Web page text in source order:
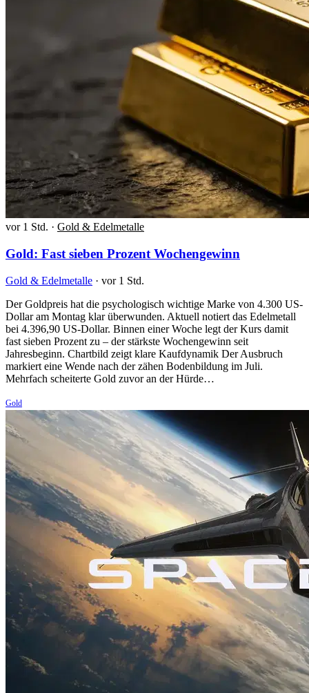
vor 1 Std. · Gold & Edelmetalle
Gold: Fast sieben Prozent Wochengewinn
Gold & Edelmetalle · vor 1 Std.
Der Goldpreis hat die psychologisch wichtige Marke von 4.300 US-
Dollar am Montag klar überwunden. Aktuell notiert das Edelmetall
bei 4.396,90 US-Dollar. Binnen einer Woche legt der Kurs damit
fast sieben Prozent zu – der stärkste Wochengewinn seit
Jahresbeginn. Chartbild zeigt klare Kaufdynamik Der Ausbruch
markiert eine Wende nach der zähen Bodenbildung im Juli.
Mehrfach scheiterte Gold zuvor an der Hürde…
Gold